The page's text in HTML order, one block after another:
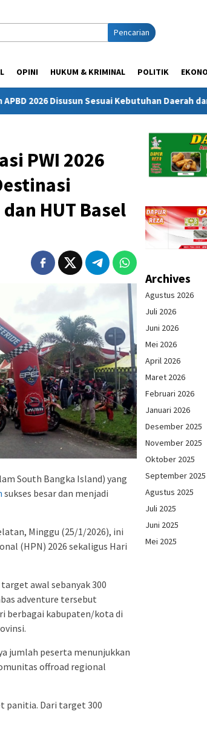
Pencarian
OPINI HUKUM & KRIMINAL POLITIK
Sesuai Kebutuhan Daerah dan
PWI 2026
HUT Basel
South Bangka Island) yang
sukses besar dan menjadi
Minggu (25/1/2026), ini
(HPN) 2026 sekaligus Hari
awal sebanyak 300
adventure tersebut
berbagai kabupaten/kota di
jumlah peserta menunjukkan
offroad regional
panitia. Dari target 300
Archives
Agustus 2026
Juli 2026
Juni 2026
Mei 2026
April 2026
Maret 2026
Februari 2026
Januari 2026
Desember 2025
November 2025
Oktober 2025
September 2025
Agustus 2025
Juli 2025
Juni 2025
Mei 2025